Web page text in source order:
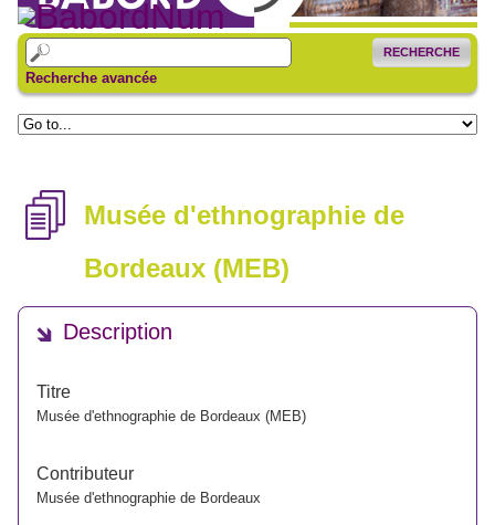
RECHERCHE
Recherche avancée
Musée d'ethnographie de
Bordeaux (MEB)
Description
Titre
Musée d'ethnographie de Bordeaux (MEB)
Contributeur
Musée d'ethnographie de Bordeaux